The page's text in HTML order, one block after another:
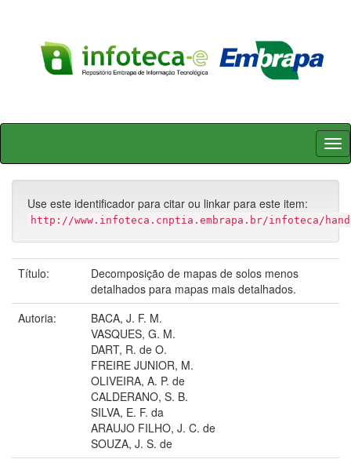
Skip
Use este identificador para citar ou linkar para este item:
http://www.infoteca.cnptia.embrapa.br/infoteca/
Título:
Decomposição de mapas de solos menos
detalhados para mapas mais detalhados.
Autoria:
BACA, J. F. M.
VASQUES, G. M.
DART, R. de O.
FREIRE JUNIOR, M.
OLIVEIRA, A. P. de
CALDERANO, S. B.
SILVA, E. F. da
ARAUJO FILHO, J. C. de
SOUZA, J. S. de